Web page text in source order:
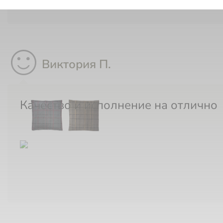
sentiment_satisfied Виктория П.
Качество и исполнение на отлично